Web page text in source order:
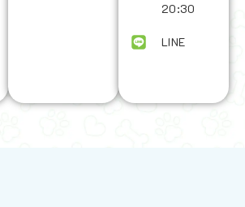
20:30
LINE